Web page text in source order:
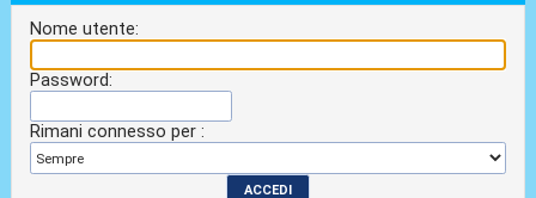
Nome utente:
Password:
Rimani connesso per :